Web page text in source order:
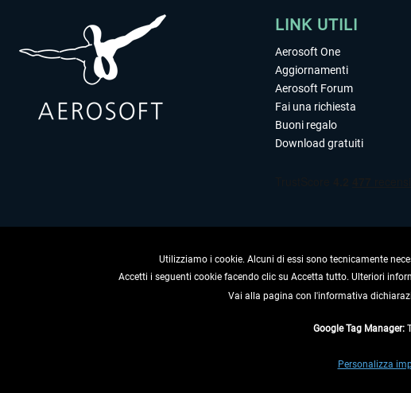
LINK UTILI
Aerosoft One
Aggiornamenti
Aerosoft Forum
Fai una richiesta
Buoni regalo
Download gratuiti
RECEDERE DAL
** Riguarda le spedizioni al di fuori
Utilizziamo i cookie. Alcuni di essi sono tecnicamente
Accetti i seguenti cookie facendo clic su Accetta tutto. Ulteriori
Vai alla pagina con l'informativa
Google Tag Manager:
Personalizza